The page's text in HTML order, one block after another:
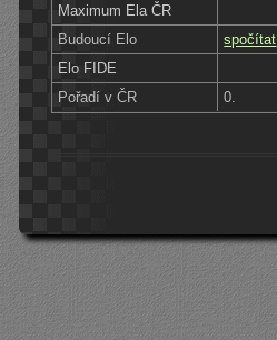
Maximum Ela ČR
Budoucí Elo
spočítat
Elo FIDE
Pořadí v ČR
0.